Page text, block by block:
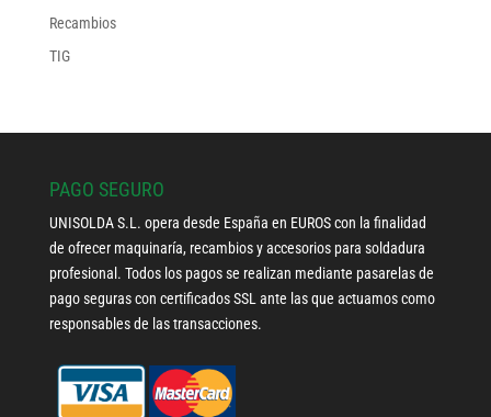
Recambios
TIG
PAGO SEGURO
UNISOLDA S.L. opera desde España en EUROS con la finalidad
de ofrecer maquinaría, recambios y accesorios para soldadura
profesional. Todos los pagos se realizan mediante pasarelas de
pago seguras con certificados SSL ante las que actuamos como
responsables de las transacciones.